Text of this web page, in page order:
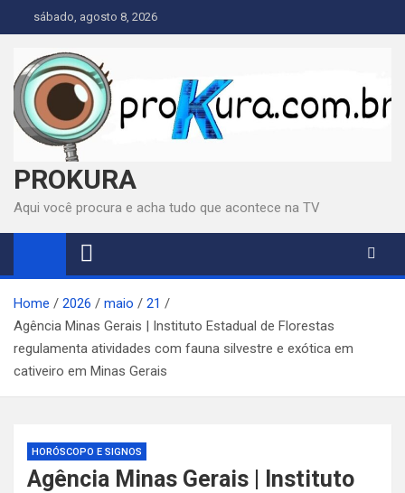
to
content
sábado, agosto 8, 2026
PROKURA
Aqui você procura e acha tudo que acontece na TV
Home 2026 maio
21
Agência Minas Gerais | Instituto Estadual de Florestas
regulamenta atividades com fauna silvestre e exótica em
cativeiro em Minas Gerais
HORÓSCOPO E SIGNOS
Agência Minas Gerais | Instituto